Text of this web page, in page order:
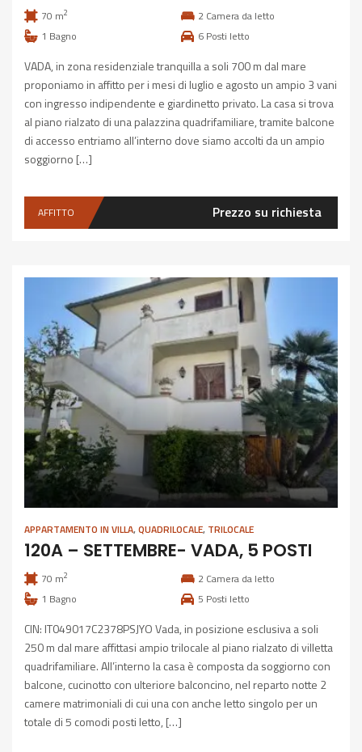
70 m2 2 Camera da letto
1 Bagno 6 Posti letto
VADA, in zona residenziale tranquilla a soli 700 m dal mare
proponiamo in affitto per i mesi di luglio e agosto un ampio 3 vani
con ingresso indipendente e giardinetto privato. La casa si trova
al piano rialzato di una palazzina quadrifamiliare, tramite balcone
di accesso entriamo all’interno dove siamo accolti da un ampio
soggiorno […]
AFFITTO Prezzo su richiesta
APPARTAMENTO IN VILLA,QUADRILOCALE, TRILOCALE
120A – SETTEMBRE- VADA, 5 POSTI
70 m2 2 Camera da letto
1 Bagno 5 Posti letto
CIN: IT049017C2378PSJYO Vada, in posizione esclusiva a soli
250 m dal mare affittasi ampio trilocale al piano rialzato di villetta
quadrifamiliare. All’interno la casa è composta da soggiorno con
balcone, cucinotto con ulteriore balconcino, nel reparto notte 2
camere matrimoniali di cui una con anche letto singolo per un
totale di 5 comodi posti letto, […]